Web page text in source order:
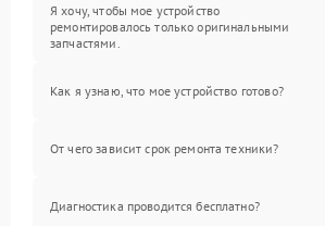
Я хочу, чтобы мое устройство
ремонтировалось только оригинальными
запчастями.
Как я узнаю, что мое устройство готово?
От чего зависит срок ремонта техники?
Диагностика проводится бесплатно?